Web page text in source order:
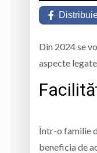
Din 2024 se
aspecte
Într-o familie
beneficia de